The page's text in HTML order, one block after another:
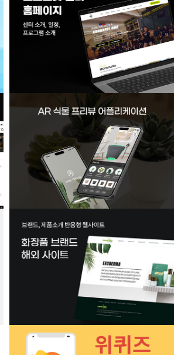
장소대여 중개 플랫폼
크로스펫 센터 홈페이지 (함바까보까 사
업 결과물)
AR 식물 프리뷰 어플리케이션